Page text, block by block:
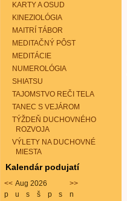
KARTY A OSUD
KINEZIOLÓGIA
MAITRÍ TÁBOR
MEDITAČNÝ PÔST
MEDITÁCIE
NUMEROLÓGIA
SHIATSU
TAJOMSTVO REČI TELA
TANEC S VEJÁROM
TÝŽDEŇ DUCHOVNÉHO
ROZVOJA
VÝLETY NA DUCHOVNÉ
MIESTA
Kalendár podujatí
<< Aug 2026
>>
p
u s š p s n